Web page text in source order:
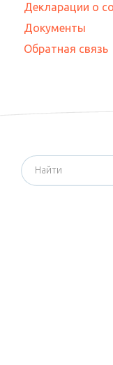
Декларации о
Документы
Обратная связь